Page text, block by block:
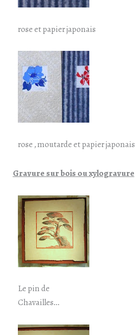
rose et papier japonais
rose , moutarde et papier japonais
Gravure sur bois ou xylogravure
Le pin de
Chavailles…